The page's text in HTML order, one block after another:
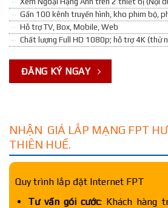
Gần 100 kênh truyền hình, kho phim bộ,
Hỗ trợ TV, Box, Mobile, Web
Chất lượng Full HD 1080p; hỗ trợ 4K (thử
ĐĂNG KÝ NGAY
NHẬN GIÁ LẮP MẠNG FPT
THIÊN HUẾ.
Quy trình lắp đặt Internet FPT
Tư vấn gói cước: Khách hàng